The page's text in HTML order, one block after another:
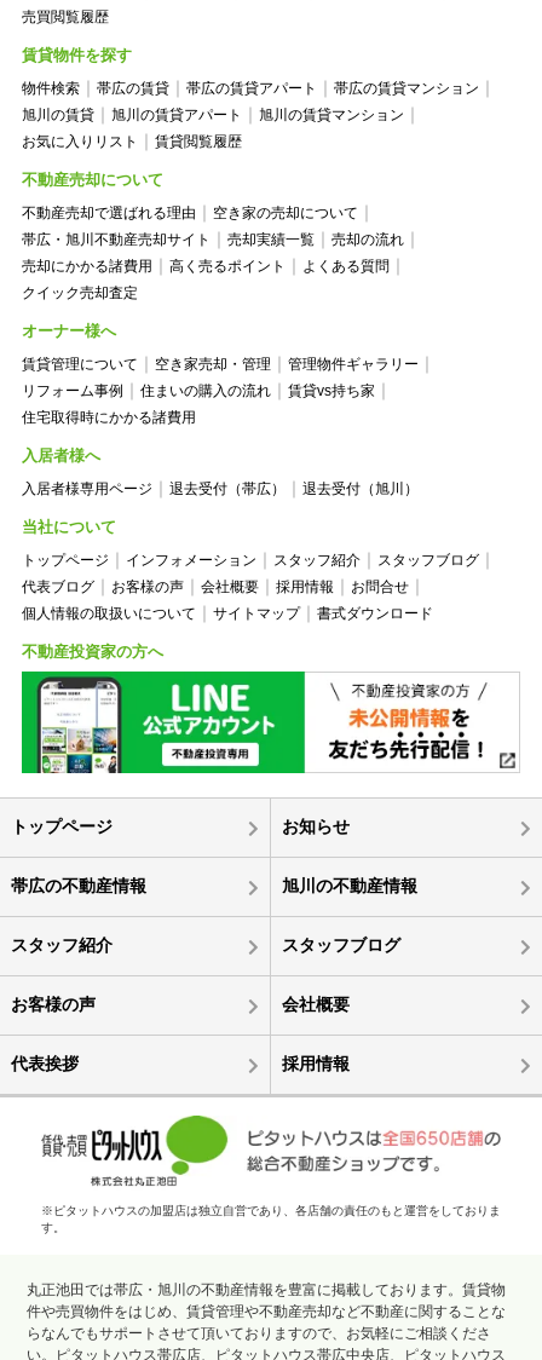
売買閲覧履歴
賃貸物件を探す
物件検索 帯広の賃貸 帯広の賃貸アパート
帯広の賃貸マンション
旭川の賃貸
旭川の賃貸アパート
旭川の賃貸マンション
お気に入りリスト
賃貸閲覧履歴
不動産売却について
不動産売却で選ばれる理由
空き家の売却について
帯広・旭川不動産売却サイト
売却実績一覧
売却の流れ
売却にかかる諸費用
高く売るポイント
よくある質問
クイック売却査定
オーナー様へ
賃貸管理について 空き家売却・管理
管理物件ギャラリー
リフォーム事例
住まいの購入の流れ
賃貸vs持ち家
住宅取得時にかかる諸費用
入居者様へ
入居者様専用ページ 退去受付（帯広） 退去受付（旭川）
当社について
トップページ インフォメーション スタッフ紹介
スタッフブログ
代表ブログ
お客様の声 会社概要 採用情報
お問合せ
個人情報の取扱いについて
サイトマップ 書式ダウンロード
不動産投資家の方へ
トップページ お知らせ
帯広の不動産情報 旭川の不動産情報
スタッフ紹介 スタッフブログ
お客様の声 会社概要
代表挨拶 採用情報
※ピタットハウスの加盟店は独立自営であり、各店舗の責任のもと運営をしておりま
す。
丸正池田では帯広・旭川の不動産情報を豊富に掲載しております。賃貸物
件や売買物件をはじめ、賃貸管理や不動産売却など不動産に関することな
らなんでもサポートさせて頂いておりますので、お気軽にご相談くださ
い。ピタットハウス帯広店、ピタットハウス帯広中央店、ピタットハウス